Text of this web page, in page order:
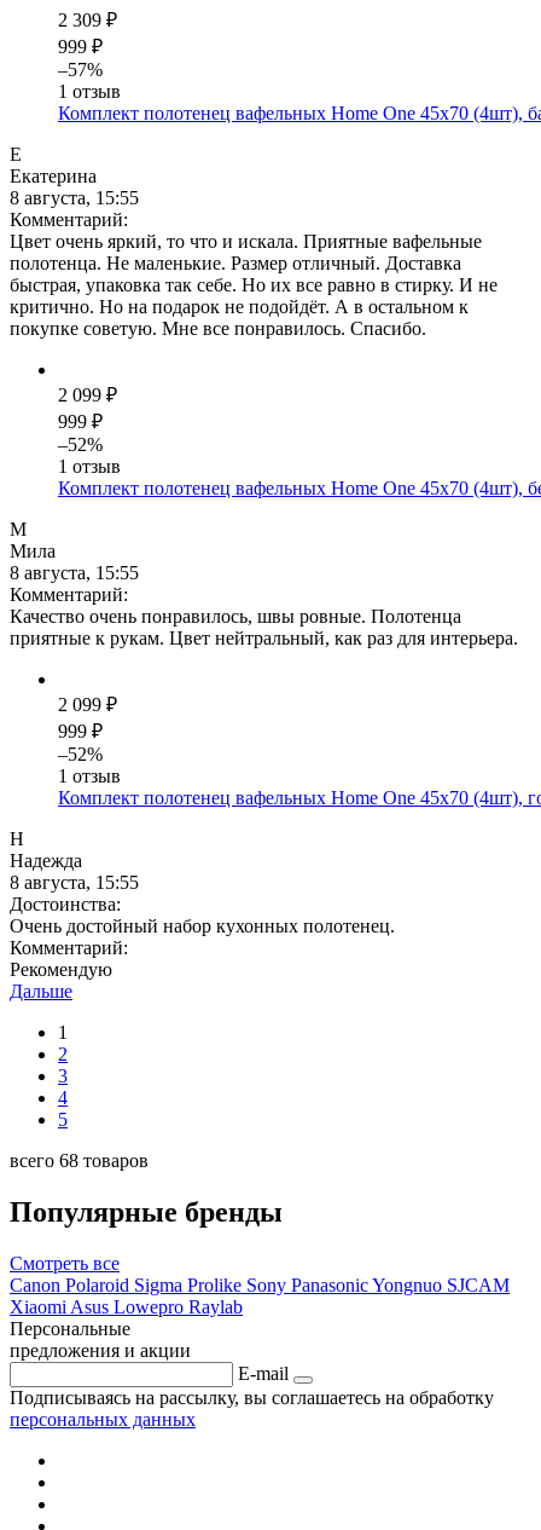
2 309 ₽
999 ₽
–57%
1 отзыв
Комплект полотенец вафельных Home One 45х70 (4шт),
Е
Екатерина
8 августа, 15:55
Комментарий:
Цвет очень яркий, то что и искала. Приятные вафельные
полотенца. Не маленькие. Размер отличный. Доставка
быстрая, упаковка так себе. Но их все равно в стирку. И не
критично. Но на подарок не подойдёт. А в остальном к
покупке советую. Мне все понравилось. Спасибо.
2 099 ₽
999 ₽
–52%
1 отзыв
Комплект полотенец вафельных Home One 45х70 (4шт),
М
Мила
8 августа, 15:55
Комментарий:
Качество очень понравилось, швы ровные. Полотенца
приятные к рукам. Цвет нейтральный, как раз для интерьера.
2 099 ₽
999 ₽
–52%
1 отзыв
Комплект полотенец вафельных Home One 45х70 (4шт),
Н
Надежда
8 августа, 15:55
Достоинства:
Очень достойный набор кухонных полотенец.
Комментарий:
Рекомендую
Дальше
1
2
3
4
5
всего 68 товаров
Популярные бренды
Смотреть все
Canon Polaroid Sigma Prolike Sony PanasonicYongnuo SJCAM
Xiaomi Asus Lowepro Raylab
Персональные
предложения и акции
E-mail
Подписываясь на рассылку, вы соглашаетесь на обработку
персональных данных